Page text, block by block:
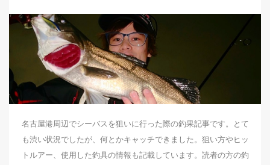
名古屋港周辺でシーバスを狙いに行った際の釣果記事です。とて
も渋い状況でしたが、何とかキャッチできました。狙い方やヒッ
トルアー、使用した釣具の情報も記載しています。読者の方の釣